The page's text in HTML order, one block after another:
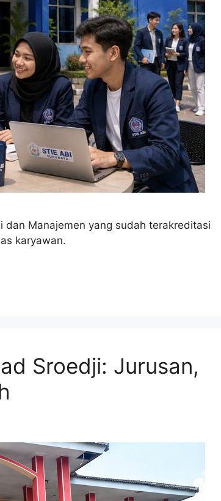
dan Manajemen yang sudah terakreditasi
karyawan.
Sroedji: Jurusan,